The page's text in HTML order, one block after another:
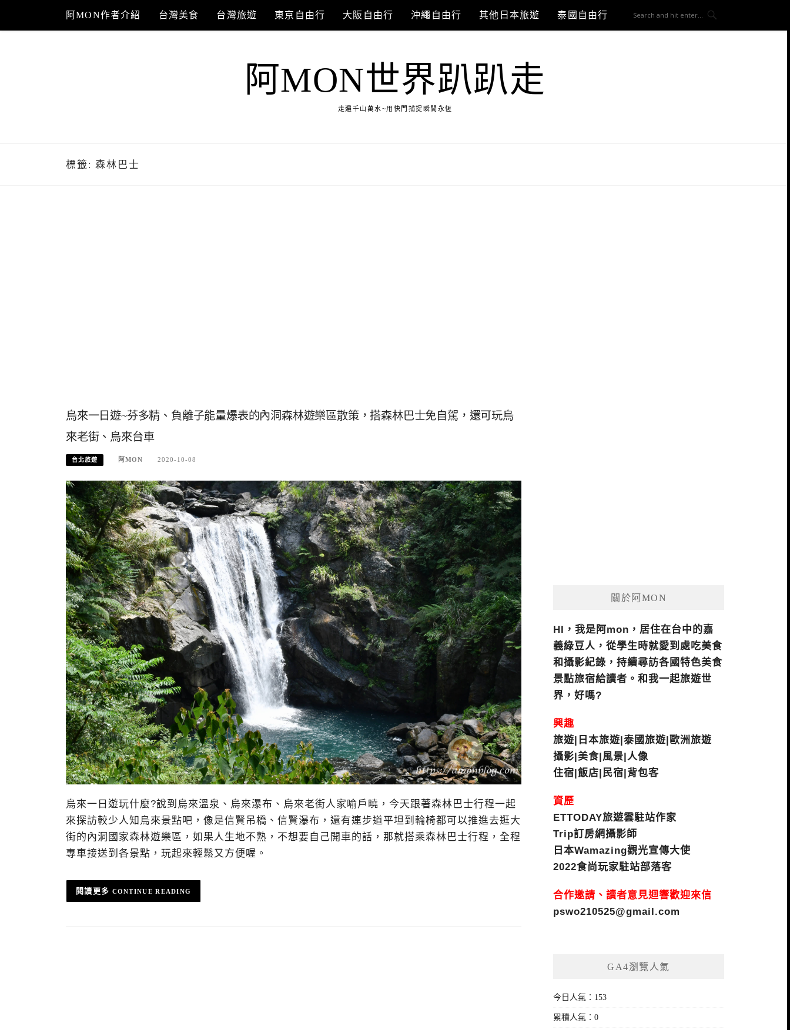
content
阿MON作者介紹 台灣美食 台灣旅遊 東京自由行 大阪自由行 沖繩自由行 其他日本旅遊 泰國自由行
阿MON世界趴趴走
走遍千山萬水~用快門捕捉瞬間永恆
標籤: 森林巴士
烏來一日遊~芬多精、負離子能量爆表的內洞森林遊樂區散策，搭森林巴士免自駕，還可玩烏
來老街、烏來台車
台北旅遊 阿MON 2020-10-08
烏來一日遊玩什麼?說到烏來溫泉、烏來瀑布、烏來老街人家喻戶曉，今天跟著森林巴士行程一起
來探訪較少人知烏來景點吧，像是信賢吊橋、信賢瀑布，還有連步道平坦到輪椅都可以推進去逛大
街的內洞國家森林遊樂區，如果人生地不熟，不想要自己開車的話，那就搭乘森林巴士行程，全程
專車接送到各景點，玩起來輕鬆又方便喔。
CONTINUE READING
關於阿MON
HI，我是阿mon，居住在台中的嘉
義綠豆人，從學生時就愛到處吃美食
和攝影紀錄，持續尋訪各國特色美食
景點旅宿給讀者。和我一起旅遊世
界，好嗎?
興趣
旅遊|日本旅遊|泰國旅遊|歐洲旅遊
攝影|美食|風景|人像
住宿|飯店|民宿|背包客
資歷
ETTODAY旅遊雲駐站作家
Trip訂房網攝影師
日本Wamazing觀光宣傳大使
2022食尚玩家駐站部落客
合作邀請、讀者意見迴響歡迎來信
pswo210525@gmail.com
GA4瀏覽人氣
今日人氣：153
累積人氣：0